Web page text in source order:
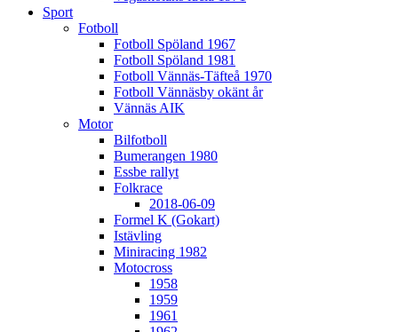
Sport
Fotboll
Fotboll Spöland 1967
Fotboll Spöland 1981
Fotboll Vännäs-Täfteå 1970
Fotboll Vännäsby okänt år
Vännäs AIK
Motor
Bilfotboll
Bumerangen 1980
Essbe rallyt
Folkrace
2018-06-09
Formel K (Gokart)
Istävling
Miniracing 1982
Motocross
1958
1959
1961